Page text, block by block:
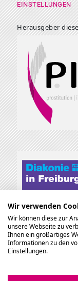
EINSTELLUNGEN
Herausgeber
Gefördert durch:
Wir verwenden
Wir können diese zur
unsere Webseite zu
Ihnen ein großartiges
Informationen zu den
Einstellungen.